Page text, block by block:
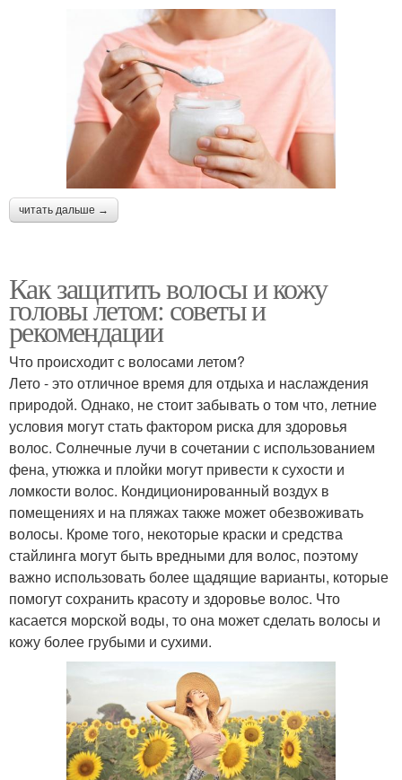
читать дальше →
Как защитить волосы и кожу
головы летом: советы и
рекомендации
Что происходит с волосами летом?
Лето - это отличное время для отдыха и наслаждения
природой. Однако, не стоит забывать о том что, летние
условия могут стать фактором риска для здоровья
волос. Солнечные лучи в сочетании с использованием
фена, утюжка и плойки могут привести к сухости и
ломкости волос. Кондиционированный воздух в
помещениях и на пляжах также может обезвоживать
волосы. Кроме того, некоторые краски и средства
стайлинга могут быть вредными для волос, поэтому
важно использовать более щадящие варианты, которые
помогут сохранить красоту и здоровье волос. Что
касается морской воды, то она может сделать волосы и
кожу более грубыми и сухими.